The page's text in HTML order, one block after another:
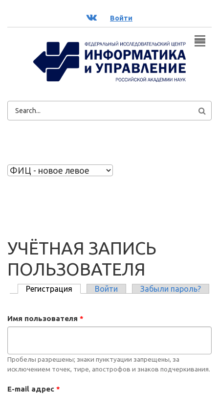
ВК Войти
ФОРМА
УЧЁТНАЯ ЗАПИСЬ
ПОЛЬЗОВАТЕЛЯ
Регистрация (активная вкладка)
Войти Забыли пароль?
Имя пользователя *
Пробелы разрешены; знаки пунктуации запрещены, за
исключением точек, тире, апострофов и знаков подчеркивания.
E-mail адрес *